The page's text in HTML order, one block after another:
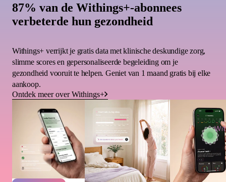
87% van de Withings+-abonnees
verbeterde hun gezondheid
Withings+ verrijkt je gratis data met klinische deskundige zorg,
slimme scores en gepersonaliseerde begeleiding om je
gezondheid vooruit te helpen. Geniet van 1 maand gratis bij elke
aankoop.
Ontdek meer over Withings+